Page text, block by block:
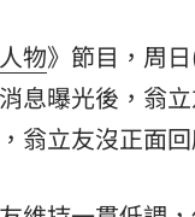
物》節目，周
息曝光後，翁
翁立友沒正面